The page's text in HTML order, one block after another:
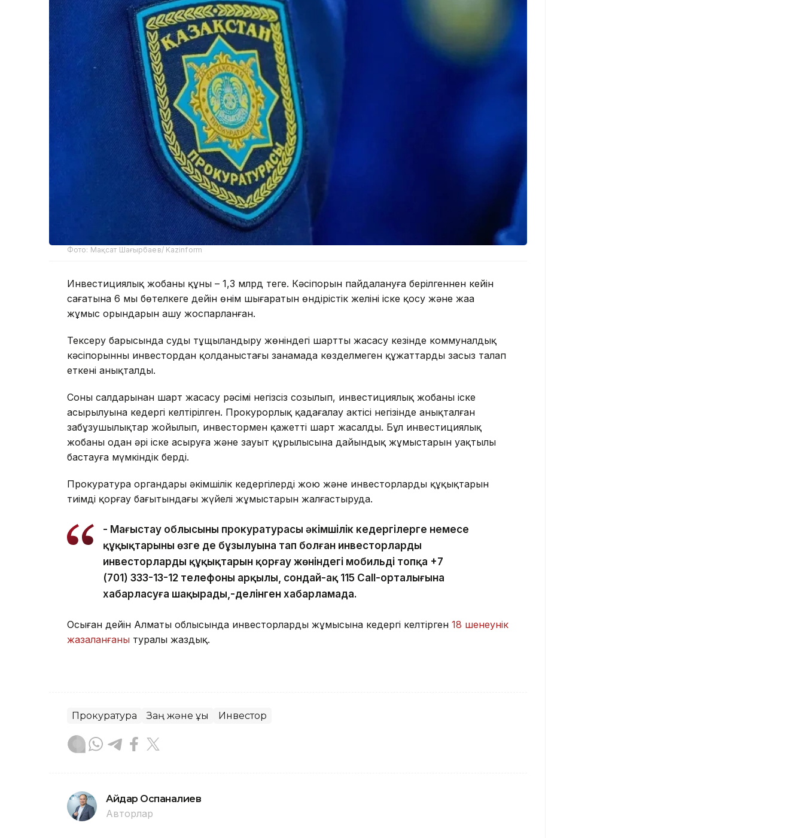
Фото: Мақсат Шағырбаев/ Kazinform
Инвестициялық жобаның құны – 1,3 млрд теңге. Кәсіпорын пайдалануға берілгеннен кейін
сағатына 6 мың бөтелкеге дейін өнім шығаратын өндірістік желіні іске қосу және жаңа
жұмыс орындарын ашу жоспарланған.
Тексеру барысында суды тұщыландыру жөніндегі шартты жасасу кезінде коммуналдық
кәсіпорынның инвестордан қолданыстағы заңнамада көзделмеген құжаттарды заңсыз талап
еткені анықталды.
Соның салдарынан шарт жасасу рәсімі негізсіз созылып, инвестициялық жобаның іске
асырылуына кедергі келтірілген. Прокурорлық қадағалау актісі негізінде анықталған
заңбұзушылықтар жойылып, инвестормен қажетті шарт жасалды. Бұл инвестициялық
жобаны одан әрі іске асыруға және зауыт құрылысына дайындық жұмыстарын уақтылы
бастауға мүмкіндік берді.
Прокуратура органдары әкімшілік кедергілерді жою және инвесторлардың құқықтарын
тиімді қорғау бағытындағы жүйелі жұмыстарын жалғастыруда.
- Маңғыстау облысының прокуратурасы әкімшілік кедергілерге немесе
құқықтарының өзге де бұзылуына тап болған инвесторларды
инвесторлардың құқықтарын қорғау жөніндегі мобильді топқа +7
(701) 333-13-12 телефоны арқылы, сондай-ақ 115 Call-орталығына
хабарласуға шақырады,-делінген хабарламада.
Осыған дейін Алматы облысында инвесторлардың жұмысына кедергі келтірген 18 шенеунік
жазаланғаны туралы жаздық.
Прокуратура Заң және құқық Инвестор
Айдар Оспаналиев
Авторлар